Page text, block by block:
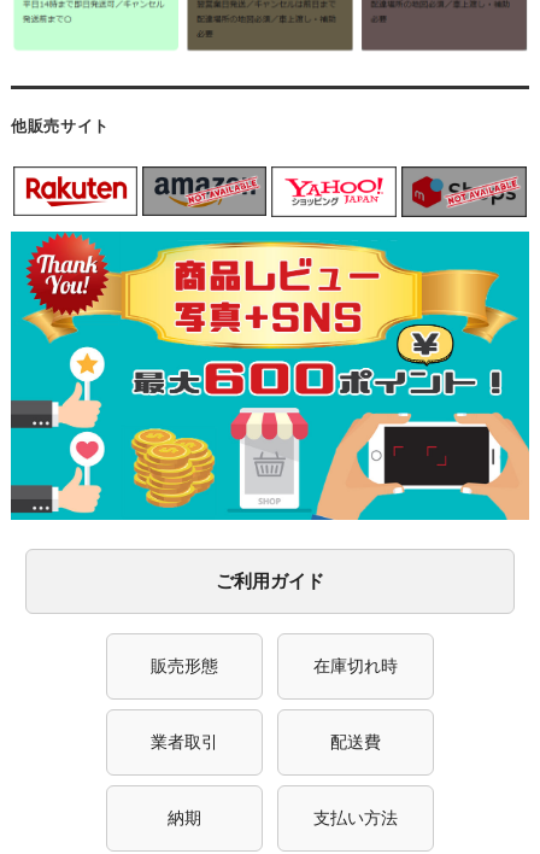
他販売サイト
ご利用ガイド
販売形態 在庫切れ時
業者取引 配送費
納期 支払い方法